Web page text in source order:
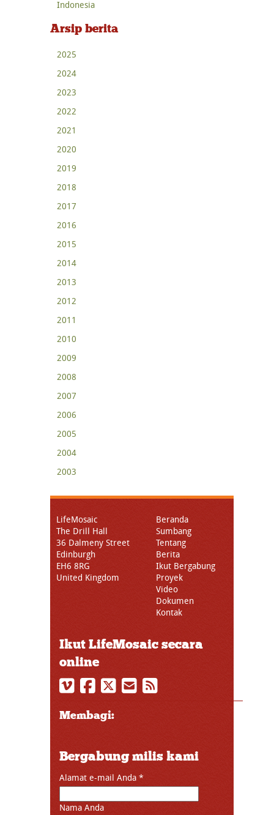
Indonesia
Arsip berita
2025
2024
2023
2022
2021
2020
2019
2018
2017
2016
2015
2014
2013
2012
2011
2010
2009
2008
2007
2006
2005
2004
2003
LifeMosaic
The Drill Hall
36 Dalmeny Street
Edinburgh
EH6 8RG
United Kingdom
Beranda
Sumbang
Tentang
Berita
Ikut Bergabung
Proyek
Video
Dokumen
Kontak
Ikut LifeMosaic secara
online
Membagi:
Bergabung milis kami
Alamat e-mail Anda *
Nama Anda